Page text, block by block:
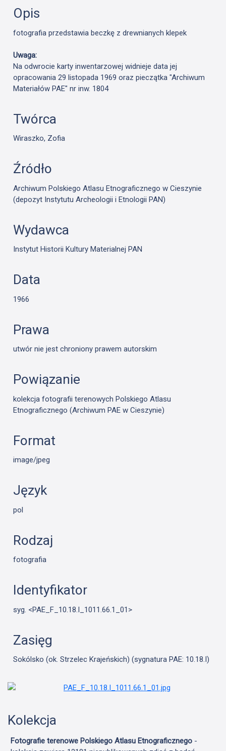
Opis
fotografia przedstawia beczkę z drewnianych klepek
Uwaga:
Na odwrocie karty inwentarzowej widnieje data jej
opracowania 29 listopada 1969oraz pieczątka "Archiwum
Materiałów PAE" nr inw. 1804
Twórca
Wiraszko, Zofia
Źródło
Archiwum Polskiego Atlasu Etnograficznego w Cieszynie
(depozyt Instytutu Archeologii i Etnologii PAN)
Wydawca
Instytut Historii Kultury Materialnej PAN
Data
1966
Prawa
utwór nie jest chroniony prawem autorskim
Powiązanie
kolekcja fotografii terenowych Polskiego Atlasu
Etnograficznego (Archiwum PAE w Cieszynie)
Format
image/jpeg
Język
pol
Rodzaj
fotografia
Identyfikator
syg. <PAE_F_10.18.I_1011.66.1_01>
Zasięg
Sokólsko (ok. Strzelec Krajeńskich) (sygnatura PAE: 10.18.I)
Kolekcja
Fotografie terenowe Polskiego Atlasu Etnograficznego -